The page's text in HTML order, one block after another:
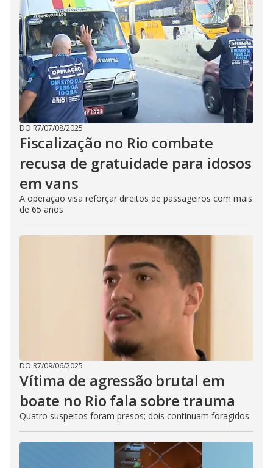
DO R7/07/08/2025
Fiscalização no Rio combate
recusa de gratuidade para idosos
em vans
A operação visa reforçar direitos de passageiros com mais
de 65 anos
DO R7/09/06/2025
Vítima de agressão brutal em
boate no Rio fala sobre trauma
Quatro suspeitos foram presos; dois continuam foragidos